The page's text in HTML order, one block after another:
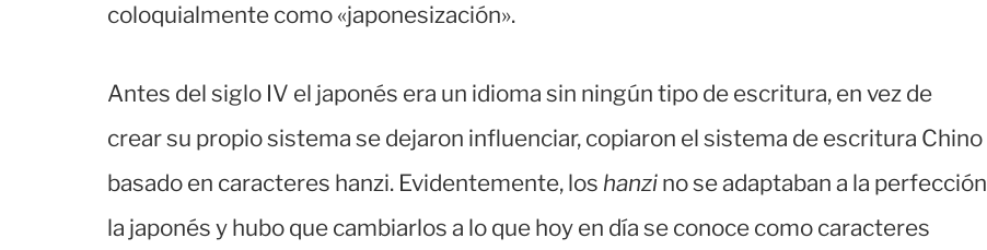
coloquialmente como «japonesización».
Antes del siglo IV el japonés era un idioma sin ningún tipo de escritura, en vez de
crear su propio sistema se dejaron influenciar, copiaron el sistema de escritura Chino
basado en caracteres hanzi. Evidentemente, los hanzino se adaptaban a la perfección
la japonés y hubo que cambiarlos a lo que hoy en día se conoce como caracteres